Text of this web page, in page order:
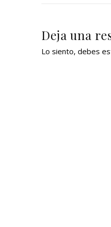
Deja una
Lo siento, debes